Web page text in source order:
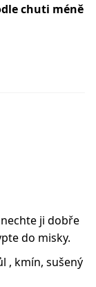
chuti méně
ji dobře
do misky.
, kmín, sušený